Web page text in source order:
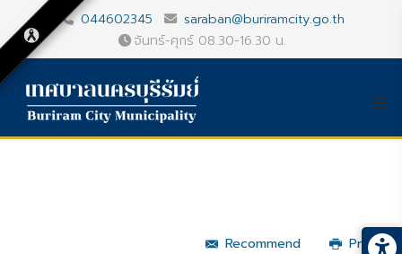
044602345
saraban@buriramcity.go.th
จันทร์-ศุกร์ 08.30-16.30 น.
Recommend
Print